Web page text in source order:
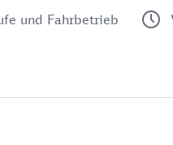
und Fahrbetrieb